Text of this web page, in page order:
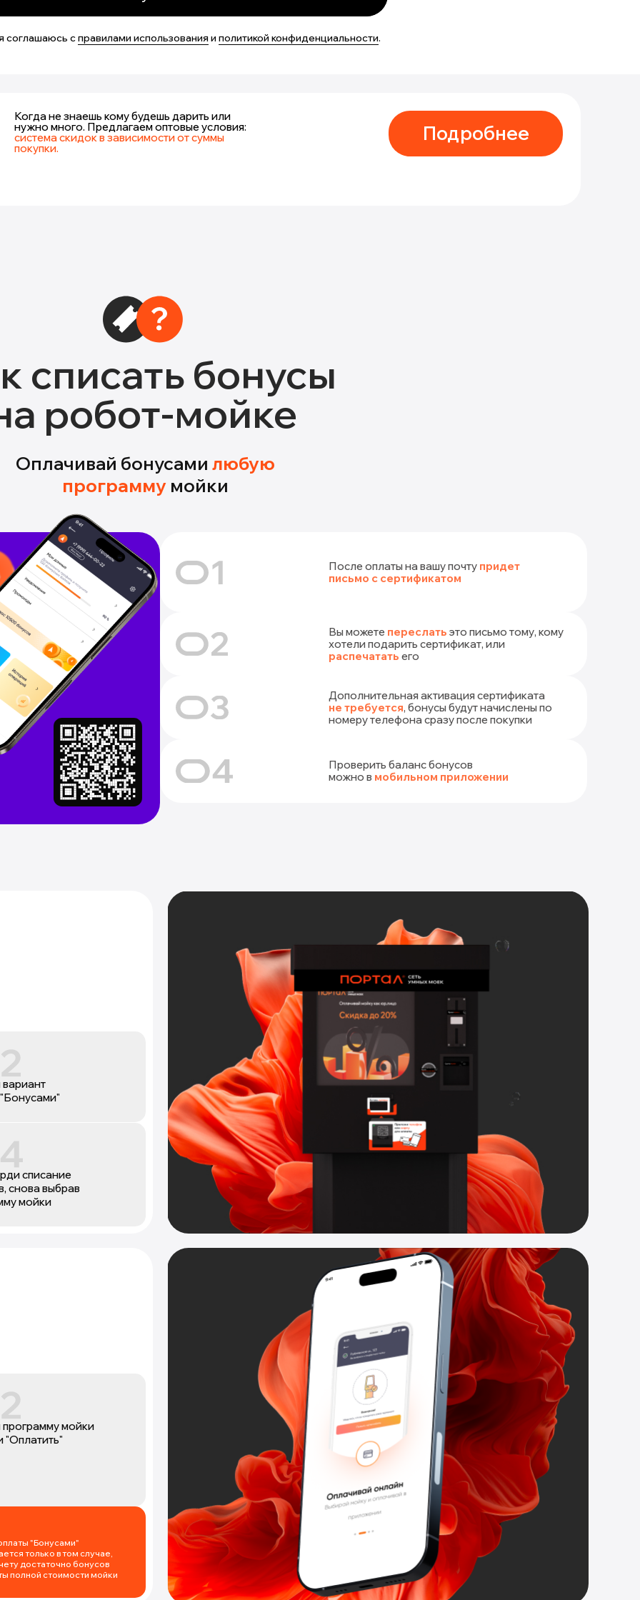
соглашаюсь справилами использования и политикой конфиденциальности.
Подробнее
Когда не знаешь кому будешь дарить или
нужно много. Предлагаем оптовые условия:
система скидок в зависимости от суммы
покупки.
списать бонусы
робот-мойке
Оплачивай бонусами любую
программумойки
После оплаты на вашу почту придет
письмо с сертификатом
Вы можете переслать это письмо тому, кому
хотели подарить сертификат, или
распечатать его
Дополнительная активация сертификата
не требуется, бонусы будут начислены по
номеру телефона сразу после покупки
Проверить баланс бонусов
можно в мобильном приложении
мойки
"Оплатить"
"Бонусами"
только в том случае,
достаточно бонусов
полной стоимости мойки
списание
снова выбрав
мойки